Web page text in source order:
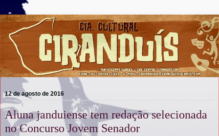
12 de agosto de 2016
Aluna janduiense tem redação selecionada
no Concurso Jovem Senador